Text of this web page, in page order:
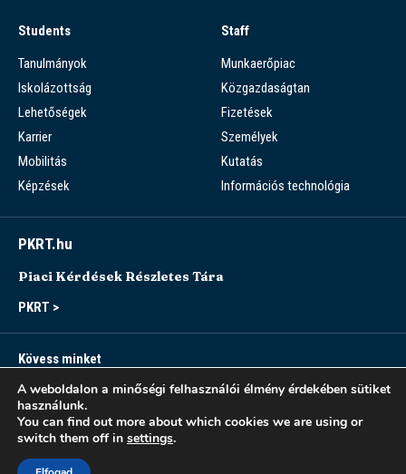
Students
Tanulmányok
Iskolázottság
Lehetőségek
Karrier
Mobilitás
Képzések
Staff
Munkaerőpiac
Közgazdaságtan
Fizetések
Személyek
Kutatás
Információs technológia
PKRT.hu
Piaci Kérdések Részletes Tára
PKRT >
Kövess minket
SitemapAccessibility
A weboldalon a minőségi felhasználói élmény érdekében sütiket
használunk.
You can find out more about which cookies we are using or
switch them off in settings.